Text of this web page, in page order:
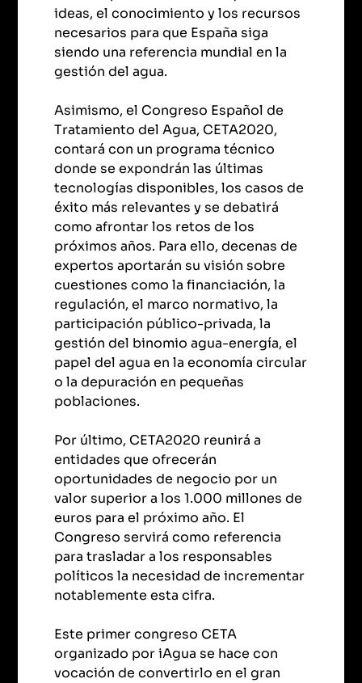
ideas, el conocimiento y los recursos
necesarios para que España siga
siendo una referencia mundial en la
gestión del agua.
Asimismo, el Congreso Español de
Tratamiento del Agua, CETA2020,
contará con un programa técnico
donde se expondrán las últimas
tecnologías disponibles, los casos de
éxito más relevantes y se debatirá
como afrontar los retos de los
próximos años. Para ello, decenas de
expertos aportarán su visión sobre
cuestiones como la financiación, la
regulación, el marco normativo, la
participación público-privada, la
gestión del binomio agua-energía, el
papel del agua en la economía circular
o la depuración en pequeñas
poblaciones.
Por último, CETA2020 reunirá a
entidades que ofrecerán
oportunidades de negocio por un
valor superior a los 1.000 millones de
euros para el próximo año. El
Congreso servirá como referencia
para trasladar a los responsables
políticos la necesidad de incrementar
notablemente esta cifra.
Este primer congreso CETA
organizado por iAgua se hace con
vocación de convertirlo en el gran